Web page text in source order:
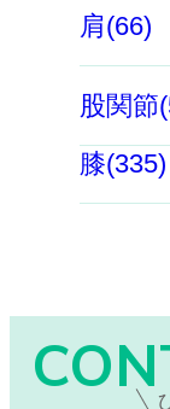
肩(66)
股関節
膝(335)